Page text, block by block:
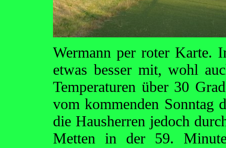
Wermann per roter Karte.
etwas besser mit, wohl
Temperaturen über 30
vom kommenden Sonntag
die Hausherren jedoch
Metten in der 59.